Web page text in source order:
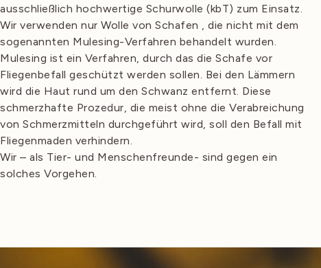
ausschließlich hochwertige Schurwolle (kbT) zum Einsatz.
Wir verwenden nur Wolle von Schafen , die nicht mit dem
sogenannten Mulesing-Verfahren behandelt wurden.
Mulesing ist ein Verfahren, durch das die Schafe vor
Fliegenbefall geschützt werden sollen. Bei den Lämmern
wird die Haut rund um den Schwanz entfernt. Diese
schmerzhafte Prozedur, die meist ohne die Verabreichung
von Schmerzmitteln durchgeführt wird, soll den Befall mit
Fliegenmaden verhindern.
Wir – als Tier- und Menschenfreunde- sind gegen ein
solches Vorgehen.